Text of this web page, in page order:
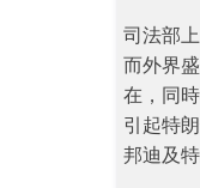
司法部
而外界
在，同
引起特
邦迪及